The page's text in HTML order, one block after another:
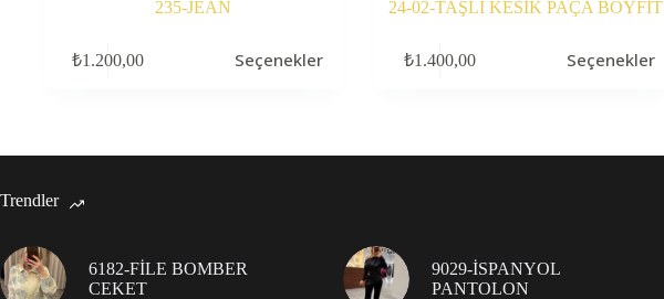
235-JEAN
₺1.200,00 Seçenekler
ürünün
Seçenekler
sayfasından
24-02-TAŞLI KESİK PAÇA BOYFİT
₺1.400,00 Seçenekler
ürünün
Seçenekler
Trendler
6182-FİLE BOMBER
CEKET
9029-İSPANYOL
PANTOLON